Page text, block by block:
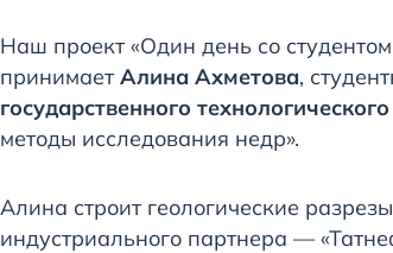
Наш проект «Один день со
принимаетАлина Ахметова,
государственного
методы исследования недр».
Алина строит геологические
индустриального партнера —